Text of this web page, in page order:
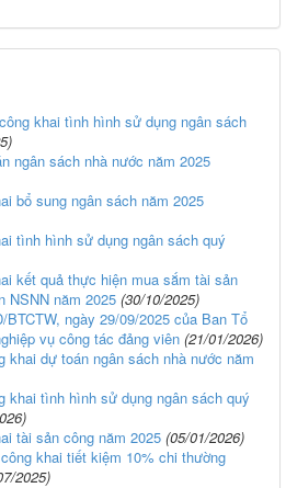
khai tình hình sử dụng ngân sách
ngân sách nhà nước năm 2025
bổ sung ngân sách năm 2025
tình hình sử dụng ngân sách quý
kết quả thực hiện mua sắm tài sản
NSNN năm 2025 (30/10/2025)
BTCTW, ngày 29/09/2025 của Ban Tổ
vụ công tác đảng viên (21/01/2026)
khai dự toán ngân sách nhà nước năm
khai tình hình sử dụng ngân sách quý
tài sản công năm 2025 (05/01/2026)
khai tiết kiệm 10% chi thường
2025)